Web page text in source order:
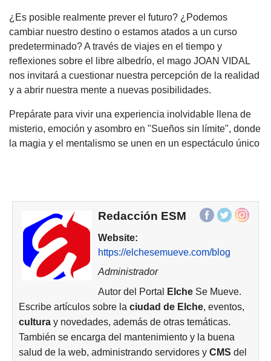
¿Es posible realmente prever el futuro? ¿Podemos
cambiar nuestro destino o estamos atados a un curso
predeterminado? A través de viajes en el tiempo y
reflexiones sobre el libre albedrío, el mago JOAN VIDAL
nos invitará a cuestionar nuestra percepción de la realidad
y a abrir nuestra mente a nuevas posibilidades.
Prepárate para vivir una experiencia inolvidable llena de
misterio, emoción y asombro en "Sueños sin límite", donde
la magia y el mentalismo se unen en un espectáculo único
Redacción ESM
Website:
https://elchesemueve.com/blog
Administrador
Autor del Portal
ElcheSe Mueve.
Escribe artículos sobre la ciudad de Elche, eventos,
cultura y novedades, además de otras temáticas.
También se encarga del mantenimiento y la buena
salud de la web, administrando servidores y CMS del